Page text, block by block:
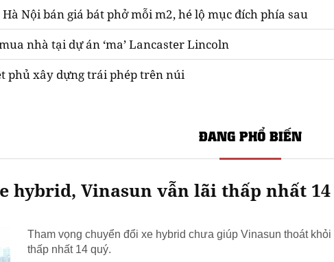
Nội bán giá bát phở mỗi m2, hé lộ mục đích phía sau
nhà tại dự án ‘ma’ Lancaster Lincoln
phủ xây dựng trái phép trên núi
ĐANG PHỔ BIẾN
hybrid, Vinasun vẫn lãi thấp nhất
Tham vọng chuyển đổi xe hybrid chưa giúp Vinasun thoát
thấp nhất 14 quý.